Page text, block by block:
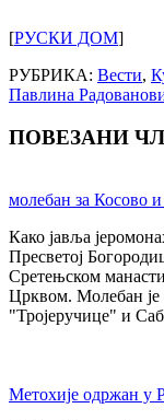
[РУСКИ ДОМ]
РУБРИКА: Вести,
Павлина
ПОВЕЗАНИ
молебан за Косово
Како јавља
Пресветој
Сретењском
Црквом. Молебан је
"Тројеручице" и
Метохије одржан у
navigation